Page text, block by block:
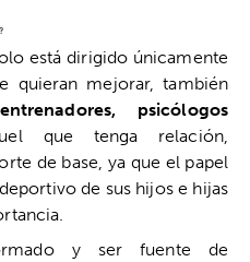
está dirigido únicamente
quieran mejorar, también
entrenadores, psicólogos
que tenga relación,
de base, ya que el papel
de sus hijos e hijas
y ser fuente de